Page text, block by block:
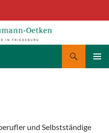
und Selbstständige